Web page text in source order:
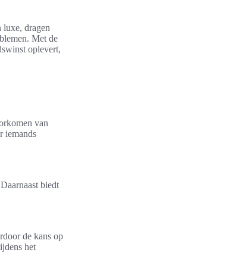
luxe, dragen
Met de
oplevert,
van
iemands
biedt
de kans op
het